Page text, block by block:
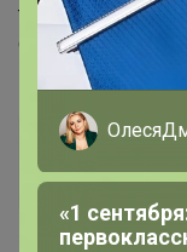
трикотаж,цена
фирма Концепт
«1